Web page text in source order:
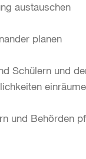
austauschen
planen
Schülern und
und Behörden